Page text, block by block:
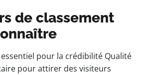
de classement
essentiel pour la crédibilité Qualité
pour attirer des visiteurs